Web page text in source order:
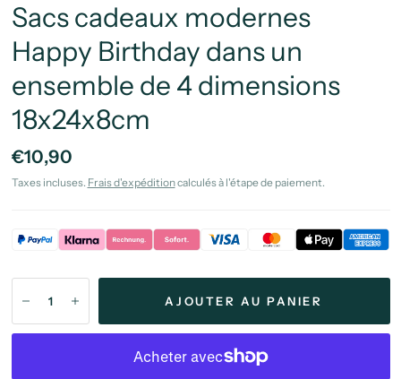
Sacs cadeaux modernes
Happy Birthday dans un
ensemble de 4 dimensions
18x24x8cm
€10,90
Taxes incluses. Frais d'expéditioncalculés à l'étape de paiement.
AJOUTER AU PANIER